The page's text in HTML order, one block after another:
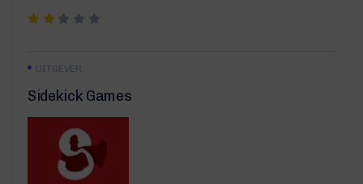
UITGEVER:
Sidekick Games